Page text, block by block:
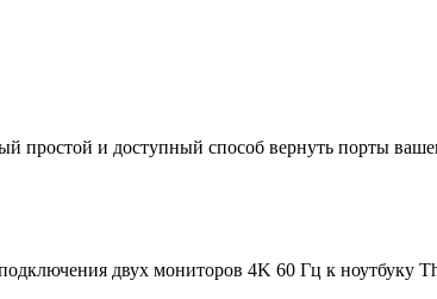
и доступный способ вернуть порты
двух мониторов 4K 60 Гц к ноутбуку